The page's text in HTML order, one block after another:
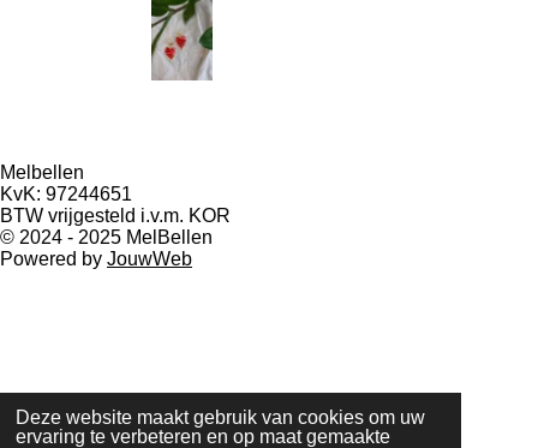
Deze website maakt gebruik van cookies om uw
ervaring te verbeteren en op maat gemaakte
Melbellen
KvK: 97244651
BTW vrijgesteld i.v.m. KOR
© 2024 - 2025 MelBellen
Powered by JouwWeb